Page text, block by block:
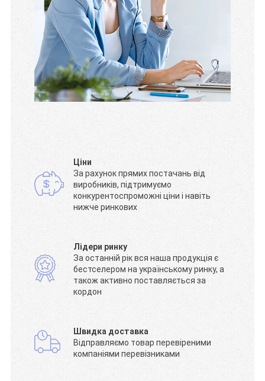
Ціни
За рахунок прямих постачань від
виробників, підтримуємо
конкурентоспроможні ціни і навіть
нижче ринкових
Лідери ринку
За останній рік вся наша продукція є
бестселером на українському ринку, а
також активно поставляється за
кордон
Швидка доставка
Відправляємо товар перевіреними
компаніями перевізниками